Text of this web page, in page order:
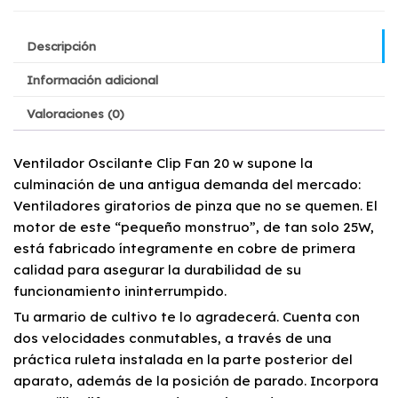
Descripción
Información adicional
Valoraciones (0)
Ventilador Oscilante Clip Fan 20 w supone la
culminación de una antigua demanda del mercado:
Ventiladores giratorios de pinza que no se quemen. El
motor de este “pequeño monstruo”, de tan solo 25W,
está fabricado íntegramente en cobre de primera
calidad para asegurar la durabilidad de su
funcionamiento ininterrumpido.
Tu armario de cultivo te lo agradecerá. Cuenta con
dos velocidades conmutables, a través de una
práctica ruleta instalada en la parte posterior del
aparato, además de la posición de parado. Incorpora